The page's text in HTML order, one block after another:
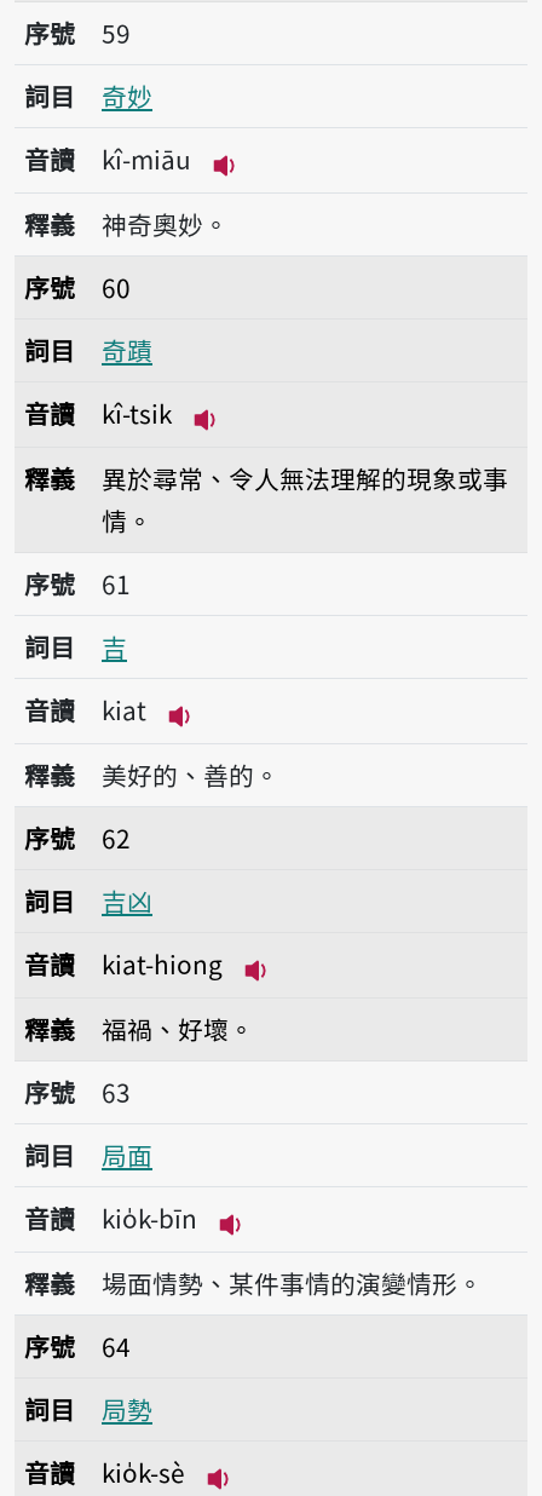
序號59奇妙
序號
59
詞目
奇妙
音讀
kî-miāu
播放音讀kî-miāu
釋義
神奇奧妙。
序號60奇蹟
序號
60
詞目
奇蹟
音讀
kî-tsik
釋義
異於尋常、令人無法理解的現象或事
情。
序號61吉
序號
61
詞目
吉
音讀
kiat
播放音讀kiat
釋義
美好的、善的。
序號62吉凶
序號
62
詞目
吉凶
音讀
kiat-hiong
釋義
福禍、好壞。
序號63局面
序號
63
詞目
局面
音讀
kio̍k-bīn
播放音讀kio̍k-bīn
釋義
場面情勢、某件事情的演變情形。
序號64局勢
序號
64
詞目
局勢
音讀
kio̍k-sè